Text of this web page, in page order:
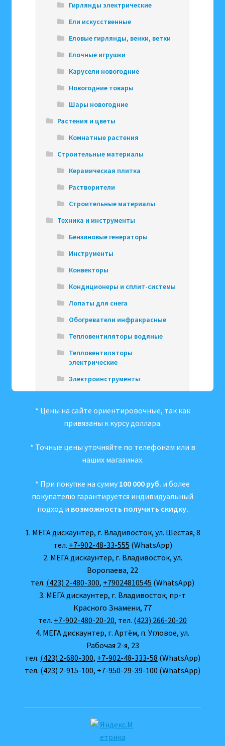
Гирлянды электрические
Ели искусственные
Еловые гирлянды, венки, ветки
Елочные игрушки
Карусели новогодние
Новогодние товары
Шары новогодние
Растения и цветы
Комнатные растения
Строительные материалы
Керамическая плитка
Растворители
Строительные материалы
Техника и инструменты
Бензиновые генераторы
Инструменты
Конвекторы
Кондиционеры и сплит-системы
Лопаты для снега
Обогреватели инфракрасные
Тепловентиляторы водяные
Тепловентиляторы
электрические
Электроинструменты
* Цены на сайте ориентировочные, так как
привязаны к курсу доллара.
* Точные цены уточняйте по телефонам или в
наших магазинах.
* При покупке на сумму 100 000 руб. и более
покупателю гарантируется индивидуальный
подход и возможность получить скидку.
1. МЕГА дискаунтер, г. Владивосток, ул. Шестая, 8
тел. +7-902-48-33-555 (WhatsApp)
2. МЕГА дискаунтер, г. Владивосток, ул.
Воропаева, 22
тел. (423) 2-480-300, +79024810545 (WhatsApp)
3. МЕГА дискаунтер, г. Владивосток, пр-т
Красного Знамени, 77
тел. +7-902-480-20-20, тел. (423) 266-20-20
4. МЕГА дискаунтер, г. Артём, п. Угловое, ул.
Рабочая 2-я, 23
тел. (423) 2-680-300, +7-902-48-333-58 (WhatsApp)
тел. (423) 2-915-100, +7-950-29-39-100 (WhatsApp)